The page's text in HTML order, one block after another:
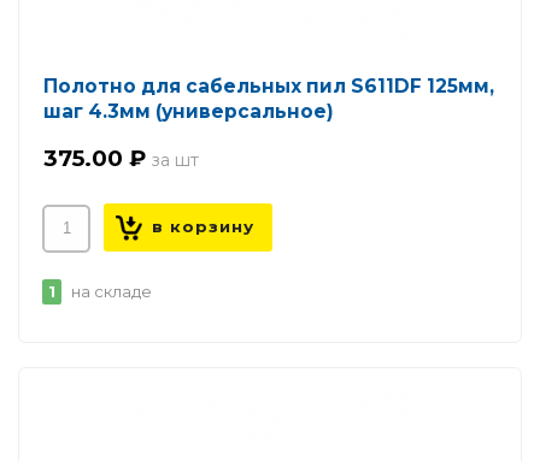
Полотно для сабельных пил S611DF 125мм,
шаг 4.3мм (универсальное)
375.00 ₽
1 на складе